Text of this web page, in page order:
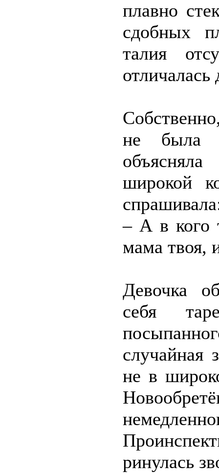
плавно
сдобных
талия
не была
широкой
– А в кого
мама твоя,
Девочка
себя
случайная
не в
ринулась